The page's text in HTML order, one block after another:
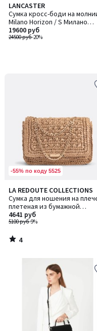
LANCASTER
Сумка кросс-боди на
Milano Horizon / S Милано
Хорайзон
24500 руб-20%
19600 руб
-55% по коду 5525
LA REDOUTE COLLECTIONS
Сумка для ношения на
плетеная из бумажной
соломки
5100 руб-9%
4641 руб
4
/
5
4
/